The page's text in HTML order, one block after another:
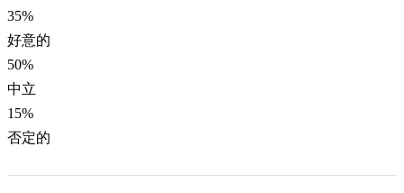
35%
好意的
50%
中立
15%
否定的